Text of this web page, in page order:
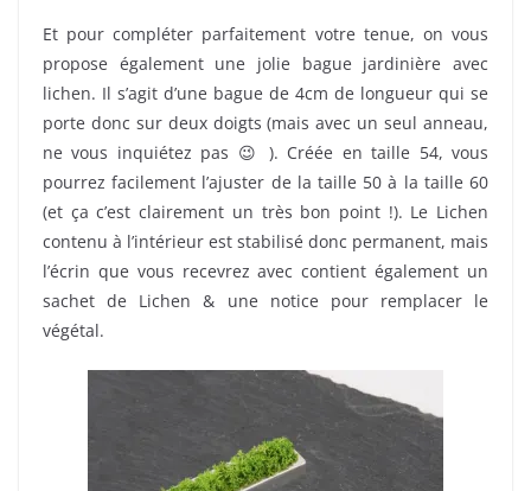
Et pour compléter parfaitement votre tenue, on vous
propose également une jolie bague jardinière avec
lichen. Il s’agit d’une bague de 4cm de longueur qui se
porte donc sur deux doigts (mais avec un seul anneau,
ne vous inquiétez pas 😉 ). Créée en taille 54, vous
pourrez facilement l’ajuster de la taille 50 à la taille 60
(et ça c’est clairement un très bon point !). Le Lichen
contenu à l’intérieur est stabilisé donc permanent, mais
l’écrin que vous recevrez avec contient également un
sachet de Lichen & une notice pour remplacer le
végétal.